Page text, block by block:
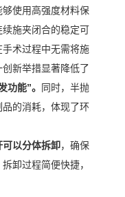
使用高强度材料保
施夹闭合的稳定可
术过程中无需将施
新举措显著降低了
功能”。
同时，半抛
的消耗，体现了环
以分体拆卸，确保
卸过程简便快捷，